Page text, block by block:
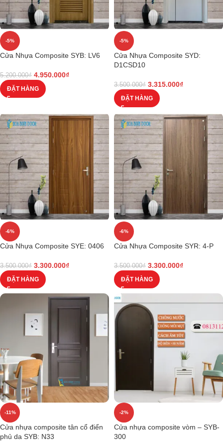
-5%
Cửa Nhựa Composite SYB: LV6
5.200.000₫ 4.950.000₫
ĐẶT HÀNG
-5%
Cửa Nhựa Composite SYD:
D1CSD10
3.500.000₫ 3.315.000₫
ĐẶT HÀNG
-6%
Cửa Nhựa Composite SYE: 0406
3.500.000₫ 3.300.000₫
ĐẶT HÀNG
-6%
Cửa Nhựa Composite SYR: 4-P
3.500.000₫ 3.300.000₫
ĐẶT HÀNG
-11%
Cửa nhựa composite tân cổ điển
phủ da SYB: N33
-2%
Cửa nhựa composite vòm – SYB-
300